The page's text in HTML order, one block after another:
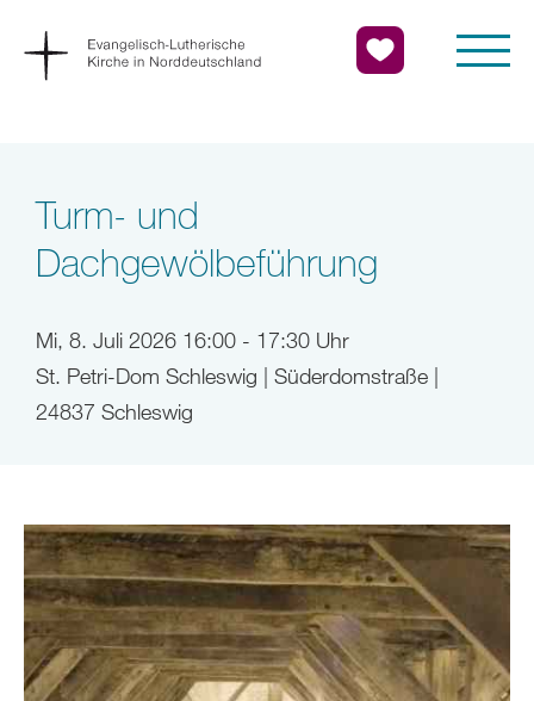
Turm- und
Dachgewölbeführung
Mi, 8. Juli 2026 16:00 - 17:30 Uhr
St. Petri-Dom Schleswig | Süderdomstraße |
24837 Schleswig